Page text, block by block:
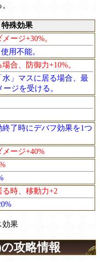
特殊効果
ージ+30%。
用不能。
合、防御力+10%。
水」マスに居る場合、最
ジを受ける。
了時にデバフ効果を1つ
ージ+40%
時、移動力+2
果
攻略情報